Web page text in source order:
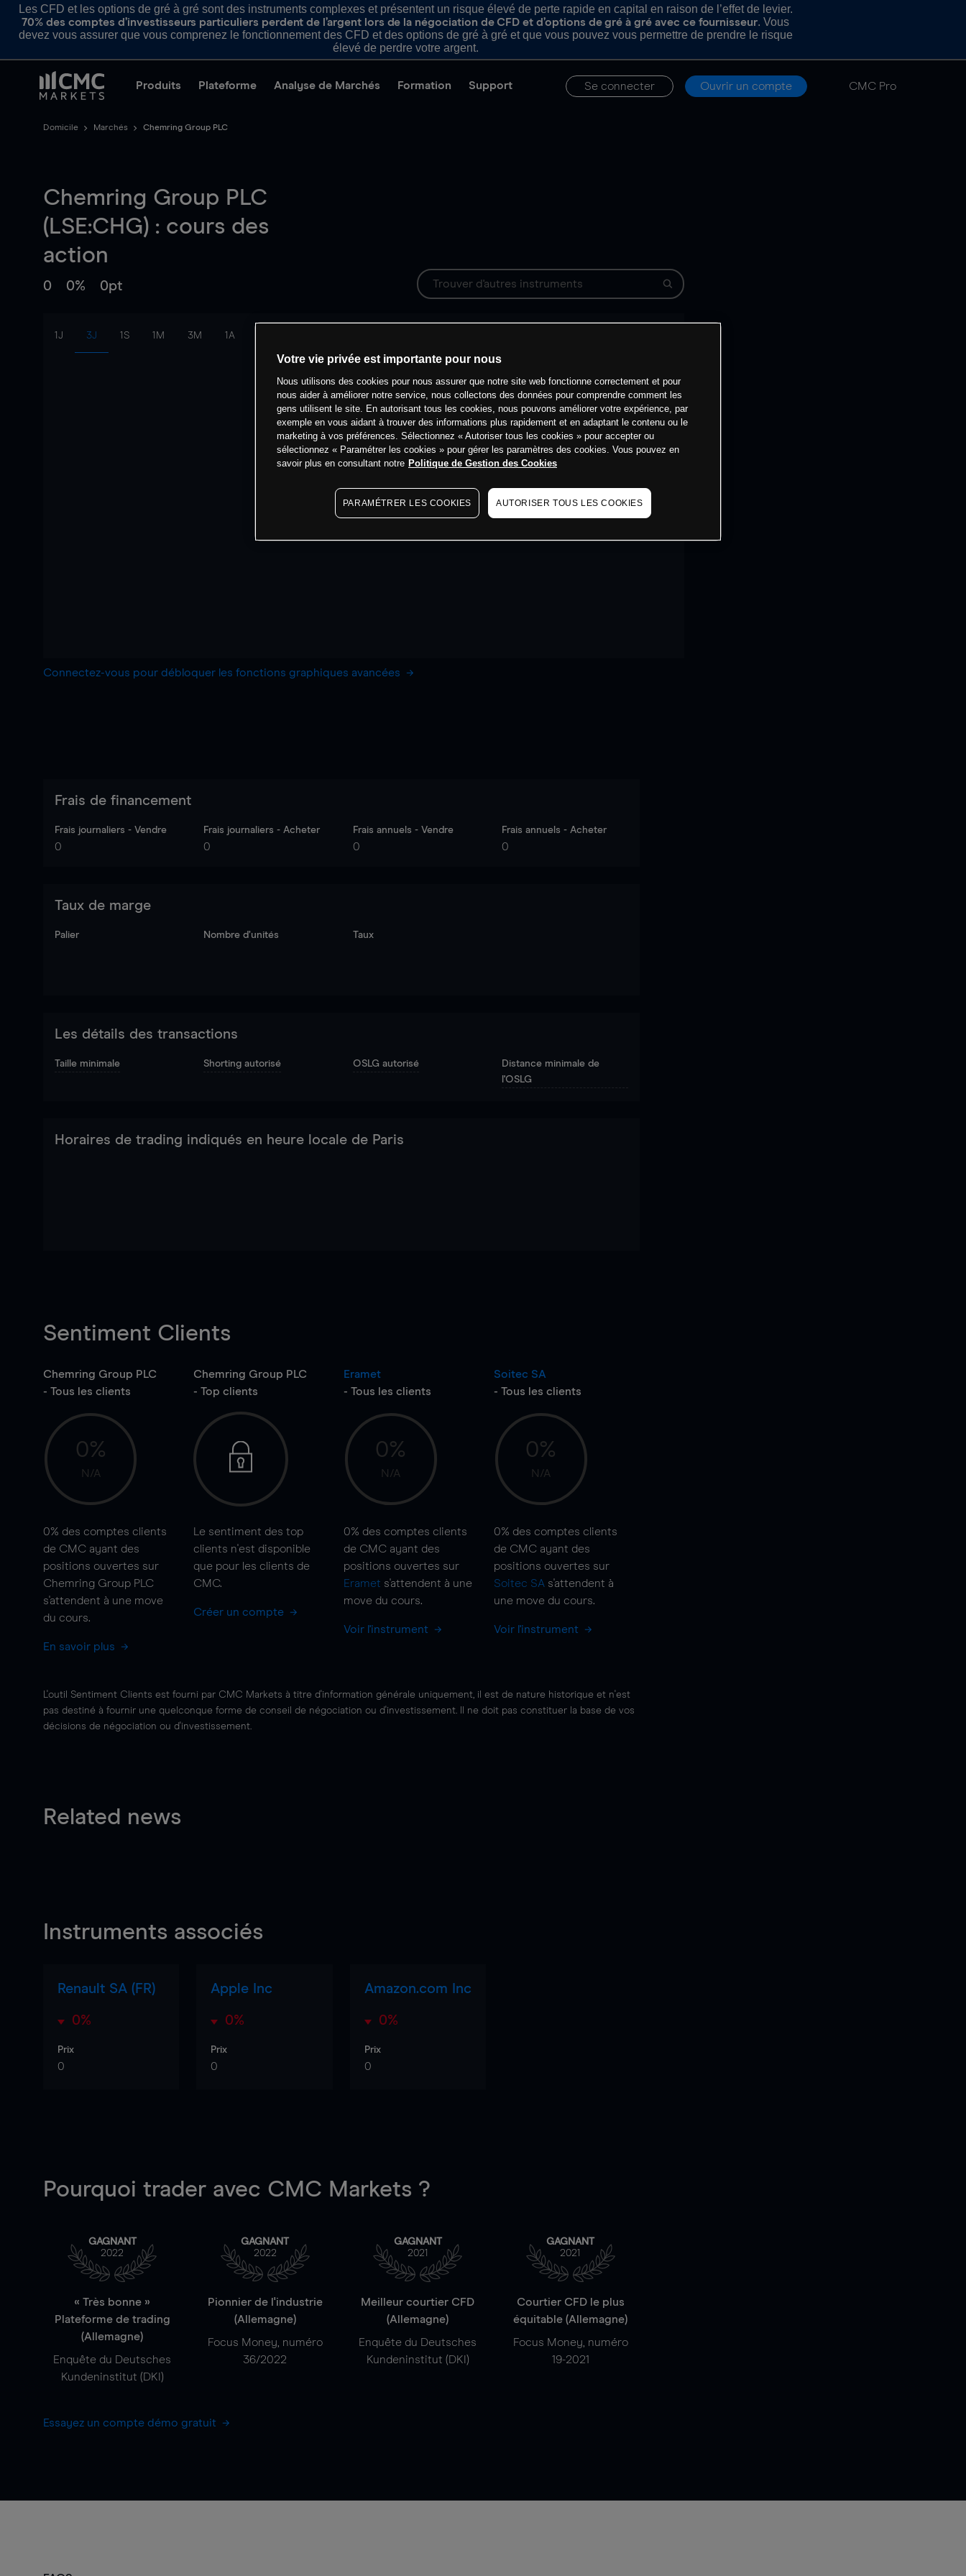
Les CFD et les options de gré à gré sont des instruments complexes et présentent un risque élevé de perte rapide en capital en raison de l’effet de levier.
70% des comptes d’investisseurs particuliers perdent de l’argent lors de la négociation de CFD et d’options de gré à gré avec ce fournisseur. Vous
devez vous assurer que vous comprenez le fonctionnement des CFD et des options de gré à gré et que vous pouvez vous permettre de prendre le risque
élevé de perdre votre argent.
Produits Plateforme Analyse de Marchés Formation Support Se connecter Ouvrir un compte CMC Pro
Domicile Marchés Chemring Group PLC
Chemring Group PLC
(LSE:CHG) : cours des
action
0 0% 0pt
1J 3J 1S 1M 3M 1A
Connectez-vous pour débloquer les fonctions graphiques avancées
Frais de financement
Frais journaliers - Vendre
0
Frais journaliers - Acheter
0
Frais annuels - Vendre
0
Frais annuels - Acheter
0
Taux de marge
Palier Nombre d’unités Taux
Les détails des transactions
Taille minimale Shorting autorisé OSLG autorisé
Distance minimale de
l'OSLG
Horaires de trading indiqués en heure locale de Paris
Sentiment Clients
Chemring Group PLC
- Tous les clients
0%
N/A
0% des comptes clients
de CMC ayant des
positions ouvertes sur
Chemring Group PLC
s'attendent à une move
du cours.
En savoir plus
Chemring Group PLC
- Top clients
Le sentiment des top
clients n'est disponible
que pour les clients de
CMC.
Créer un compte
Eramet
- Tous les clients
0%
N/A
0% des comptes clients
de CMC ayant des
positions ouvertes sur
Eramet s'attendent à une
move du cours.
Voir l'instrument
Soitec SA
- Tous les clients
0%
N/A
0% des comptes clients
de CMC ayant des
positions ouvertes sur
Soitec SA s'attendent à
une move du cours.
Voir l'instrument
L'outil Sentiment Clients est fourni par CMC Markets à titre d'information générale uniquement, il est de nature historique et n'est
pas destiné à fournir une quelconque forme de conseil de négociation ou d'investissement. Il ne doit pas constituer la base de vos
décisions de négociation ou d'investissement.
Related news
Instruments associés
Renault SA (FR)
0%
Prix
0
Apple Inc
0%
Prix
0
Amazon.com Inc
0%
Prix
0
Pourquoi trader avec CMC Markets ?
GAGNANT
2022
« Très bonne »
Plateforme de trading
(Allemagne)
Enquête du Deutsches
Kundeninstitut (DKI)
GAGNANT
2022
Pionnier de l'industrie
(Allemagne)
Focus Money, numéro
36/2022
GAGNANT
2021
Meilleur courtier CFD
(Allemagne)
Enquête du Deutsches
Kundeninstitut (DKI)
GAGNANT
2021
Courtier CFD le plus
équitable (Allemagne)
Focus Money, numéro
19-2021
Essayez un compte démo gratuit
Votre vie privée est importante pour nous
Nous utilisons des cookies pour nous assurer que notre site web fonctionne correctement et pour
nous aider à améliorer notre service, nous collectons des données pour comprendre comment les
gens utilisent le site. En autorisant tous les cookies, nous pouvons améliorer votre expérience, par
exemple en vous aidant à trouver des informations plus rapidement et en adaptant le contenu ou le
marketing à vos préférences. Sélectionnez « Autoriser tous les cookies » pour accepter ou
sélectionnez « Paramétrer les cookies » pour gérer les paramètres des cookies. Vous pouvez en
savoir plus en consultant notre Politique de Gestion des Cookies
PARAMÉTRER LES COOKIES AUTORISER TOUS LES COOKIES